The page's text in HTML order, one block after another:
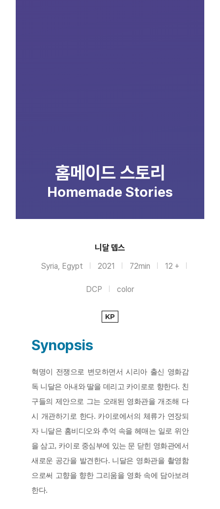
홈메이드 스토리
Homemade Stories
니달 뎁스
Syria, Egypt 2021 72min 12 +
DCP color
KP
Synopsis
혁명이 전쟁으로 변모하면서 시리아 출신 영화감
독 니달은 아내와 딸을 데리고 카이로로 향한다. 친
구들의 제안으로 그는 오래된 영화관을 개조해 다
시 개관하기로 한다. 카이로에서의 체류가 연장되
자 니달은 홈비디오와 추억 속을 헤매는 일로 위안
을 삼고, 카이로 중심부에 있는 문 닫힌 영화관에서
새로운 공간을 발견한다. 니달은 영화관을 촬영함
으로써 고향을 향한 그리움을 영화 속에 담아보려
한다.